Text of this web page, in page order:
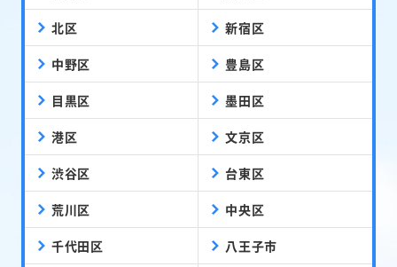
北区 新宿区
中野区 豊島区
目黒区 墨田区
港区 文京区
渋谷区 台東区
荒川区 中央区
千代田区 八王子市